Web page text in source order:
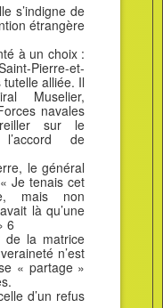
s’indigne de
étrangère
à un choix :
Pierre-et-
alliée. Il
Muselier,
navales
sur le
de
le général
Je tenais cet
mais non
là qu’une
6
la matrice
n’est
« partage »
d’un refus